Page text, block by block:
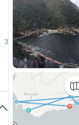
3